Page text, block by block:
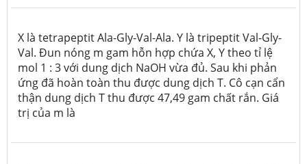
X là tetrapeptit Ala-Gly-Val-Ala. Y là tripeptit Val-Gly-
Val. Đun nóng m gam hỗn hợp chứa X, Y theo tỉ lệ
mol 1 : 3 với dung dịch NaOH vừa đủ. Sau khi phản
ứng đã hoàn toàn thu được dung dịch T. Cô cạn cẩn
thận dung dịch T thu được 47,49 gam chất rắn. Giá
trị của m là